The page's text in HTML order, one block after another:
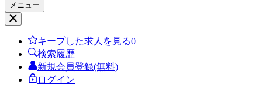
メニュー
キープした求人を見る0
検索履歴
新規会員登録(無料)
ログイン